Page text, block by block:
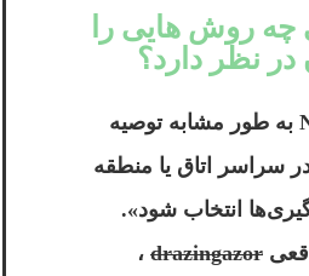
چه روش هایی را
نظر دارد؟
[8]، و گزارش NIOSH به طور مشابه توصیه
سراسر اتاق یا منطقه
انتخاب شود».
drazingazor ،